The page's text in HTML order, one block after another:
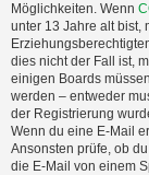
Möglichkeiten. Wenn
unter 13 Jahre alt bist,
dies nicht der Fall ist,
einigen Boards
werden – entweder
der Registrierung
Wenn du eine E-Mail
Ansonsten prüfe, ob
die E-Mail von einem